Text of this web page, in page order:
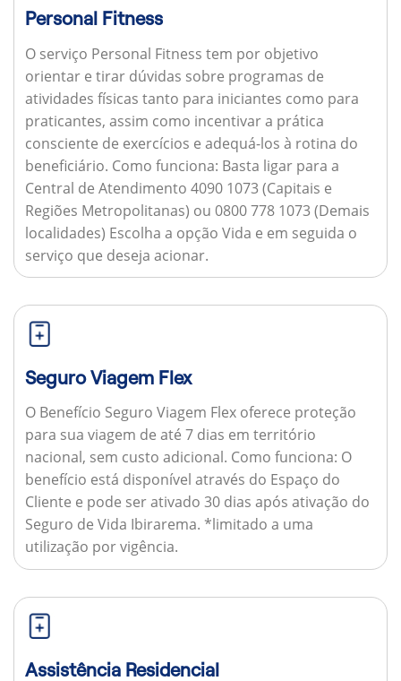
Personal Fitness
O serviço Personal Fitness tem por objetivo
orientar e tirar dúvidas sobre programas de
atividades físicas tanto para iniciantes como para
praticantes, assim como incentivar a prática
consciente de exercícios e adequá-los à rotina do
beneficiário. Como funciona: Basta ligar para a
Central de Atendimento 4090 1073 (Capitais e
Regiões Metropolitanas) ou 0800 778 1073 (Demais
localidades) Escolha a opção Vida e em seguida o
serviço que deseja acionar.
Seguro Viagem Flex
O Benefício Seguro Viagem Flex oferece proteção
para sua viagem de até 7 dias em território
nacional, sem custo adicional. Como funciona: O
benefício está disponível através do Espaço do
Cliente e pode ser ativado 30 dias após ativação do
Seguro de Vida Ibirarema. *limitado a uma
utilização por vigência.
Assistência Residencial